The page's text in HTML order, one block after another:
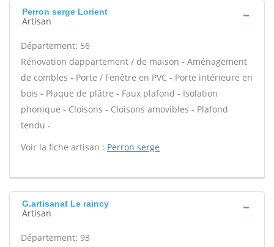
Perron serge Lorient
Artisan
Département: 56
Rénovation dappartement / de maison - Aménagement
de combles - Porte / Fenêtre en PVC - Porte intérieure en
bois - Plaque de plâtre - Faux plafond - Isolation
phonique - Cloisons - Cloisons amovibles - Plafond
tendu -
Voir la fiche artisan : Perron serge
G.artisanat Le raincy
Artisan
Département: 93